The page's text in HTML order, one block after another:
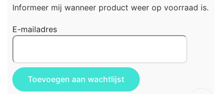
Informeer mij wanneer product weer op voorraad is.
E-mailadres